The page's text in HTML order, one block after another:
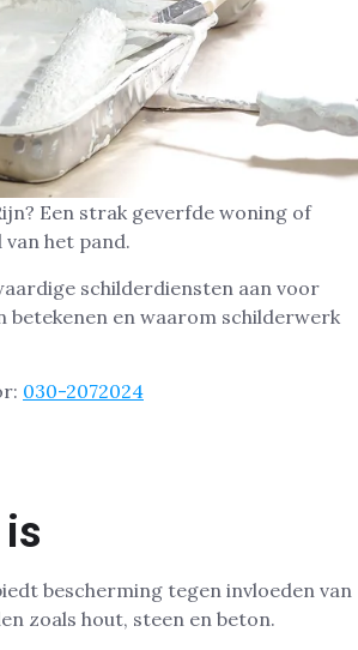
Een strak geverfde woning of
het pand.
schilderdiensten aan voor
betekenen en waarom schilderwerk
030-2072024
bescherming tegen invloeden van
zoals hout, steen en beton.